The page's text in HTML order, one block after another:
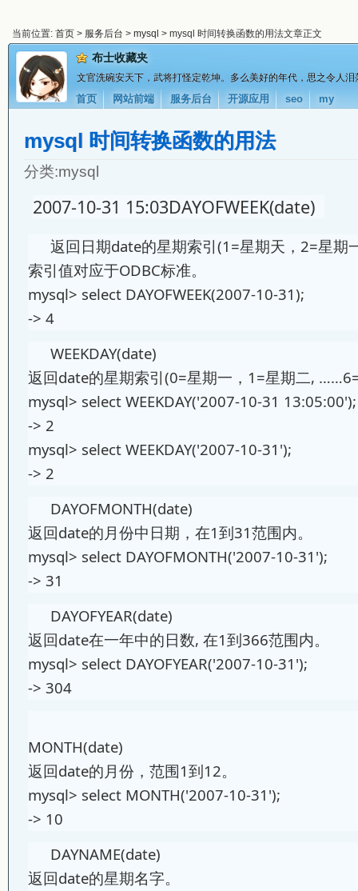
当前位置: 首页 > 服务后台 > mysql > mysql 时间转换函数的用法文章正文
布士收藏夹
文官洗碗安天下，武将打怪定乾坤。多么美好的年代，思之令人泪
首页 网站前端 服务后台 开源应用 seo my
mysql 时间转换函数的用法
分类:mysql
2007-10-31 15:03DAYOFWEEK(date)
返回日期date的星期索引(1=星期天，2=星
索引值对应于ODBC标准。
mysql> select DAYOFWEEK(2007-10-31);
-> 4
WEEKDAY(date)
返回date的星期索引(0=星期一，1=星期二,
mysql> select WEEKDAY('2007-10-31
-> 2
mysql> select WEEKDAY('2007-10-31');
-> 2
DAYOFMONTH(date)
返回date的月份中日期，在1到31范围内。
mysql> select DAYOFMONTH('2007-10-31');
-> 31
DAYOFYEAR(date)
返回date在一年中的日数, 在1到366范围内。
mysql> select DAYOFYEAR('2007-10-31');
-> 304
MONTH(date)
返回date的月份，范围1到12。
mysql> select MONTH('2007-10-31');
-> 10
DAYNAME(date)
返回date的星期名字。